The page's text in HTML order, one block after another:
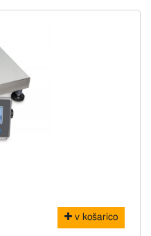
v košarico